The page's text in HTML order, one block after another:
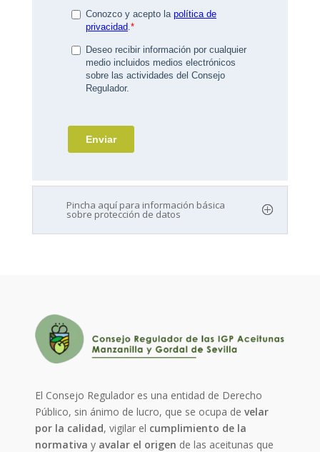
Pincha aquí para información básica
sobre protección de datos
El Consejo Regulador es una entidad de Derecho
Público, sin ánimo de lucro, que se ocupa develar
por la calidad, vigilar el cumplimiento de la
normativa y avalar el origen de las aceitunas que